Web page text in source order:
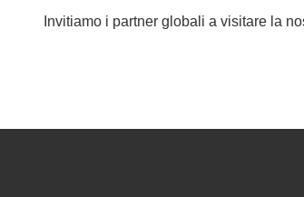
Invitiamo i partner globali a visitare la